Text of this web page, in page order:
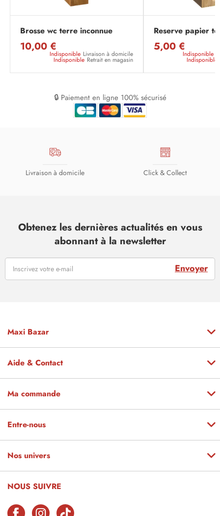
Brosse wc terre inconnue
10,00 €
Indisponible Livraison à domicile
Indisponible Retrait en magasin
Reserve papier
5,00 €
Indisponible
Indisponible
🔒 Paiement en ligne 100% sécurisé
Livraison à domicile Click & Collect
Obtenez les dernières actualités en vous
abonnant à la newsletter
Envoyer
Maxi Bazar
Aide & Contact
Ma commande
Entre-nous
Nos univers
NOUS SUIVRE